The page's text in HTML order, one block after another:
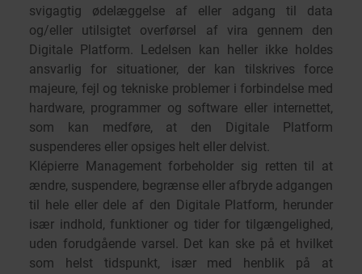
svigagtig ødelæggelse af eller adgang til data
og/eller utilsigtet overførsel af vira gennem den
Digitale Platform. Ledelsen kan heller ikke holdes
ansvarlig for situationer, der kan tilskrives force
majeure, fejl og tekniske problemer i forbindelse med
hardware, programmer og software eller internettet,
som kan medføre, at den Digitale Platform
suspenderes eller opsiges helt eller delvist.
Klépierre Management forbeholder sig retten til at
ændre, suspendere, begrænse eller afbryde adgangen
til hele eller dele af den Digitale Platform, herunder
især indhold, funktioner og tider for tilgængelighed,
uden forudgående varsel. Det kan ske på et hvilket
som helst tidspunkt, især med henblik på at